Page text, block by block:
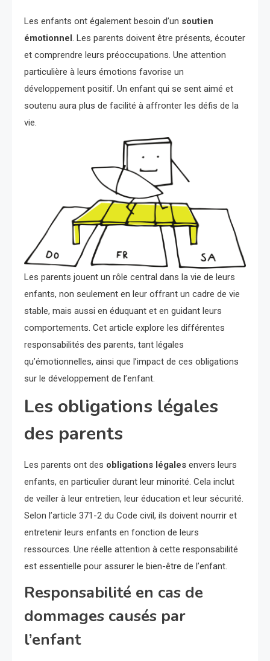
Les enfants ont également besoin d’un soutien
émotionnel. Les parents doivent être présents, écouter
et comprendre leurs préoccupations. Une attention
particulière à leurs émotions favorise un
développement positif. Un enfant qui se sent aimé et
soutenu aura plus de facilité à affronter les défis de la
vie.
Les parents jouent un rôle central dans la vie de leurs
enfants, non seulement en leur offrant un cadre de vie
stable, mais aussi en éduquant et en guidant leurs
comportements. Cet article explore les différentes
responsabilités des parents, tant légales
qu’émotionnelles, ainsi que l’impact de ces obligations
sur le développement de l’enfant.
Les obligations légales
des parents
Les parents ont des obligations légales envers leurs
enfants, en particulier durant leur minorité. Cela inclut
de veiller à leur entretien, leur éducation et leur sécurité.
Selon l’article 371-2 du Code civil, ils doivent nourrir et
entretenir leurs enfants en fonction de leurs
ressources. Une réelle attention à cette responsabilité
est essentielle pour assurer le bien-être de l’enfant.
Responsabilité en cas de
dommages causés par
l’enfant